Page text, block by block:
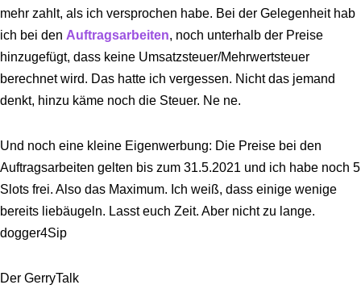
mehr zahlt, als ich versprochen habe. Bei der Gelegenheit hab
ich bei den Auftragsarbeiten, noch unterhalb der Preise
hinzugefügt, dass keine Umsatzsteuer/Mehrwertsteuer
berechnet wird. Das hatte ich vergessen. Nicht das jemand
denkt, hinzu käme noch die Steuer. Ne ne.
Und noch eine kleine Eigenwerbung: Die Preise bei den
Auftragsarbeiten gelten bis zum 31.5.2021 und ich habe noch 5
Slots frei. Also das Maximum. Ich weiß, dass einige wenige
bereits liebäugeln. Lasst euch Zeit. Aber nicht zu lange.
dogger4Sip
Der GerryTalk